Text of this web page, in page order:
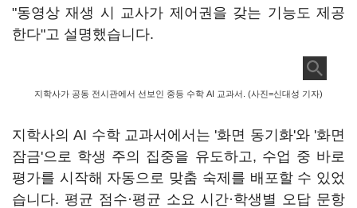
"동영상 재생 시 교사가 제어권을 갖는 기능도 제공
한다"고 설명했습니다.
지학사가 공동 전시관에서 선보인 중등 수학 AI 교과서. (사진=신대성 기자)
지학사의 AI 수학 교과서에서는 '화면 동기화'와 '화면
잠금'으로 학생 주의 집중을 유도하고, 수업 중 바로
평가를 시작해 자동으로 맞춤 숙제를 배포할 수 있었
습니다. 평균 점수·평균 소요 시간·학생별 오답 문항